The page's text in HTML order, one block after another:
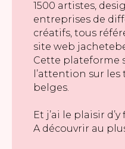
1500 artistes,
entreprises de
créatifs, tous
site web
Cette plateforme
l’attention sur
belges.
Et j’ai le plaisir
A découvrir au